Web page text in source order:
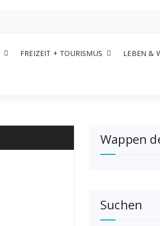
FREIZEIT + TOURISMUS LEBEN &
Wappen
Suchen